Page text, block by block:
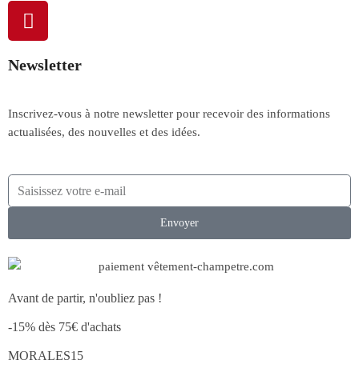
Newsletter
Inscrivez-vous à notre newsletter pour recevoir des informations
actualisées, des nouvelles et des idées.
Envoyer
Avant de partir, n'oubliez pas !
-15% dès 75€ d'achats
MORALES15